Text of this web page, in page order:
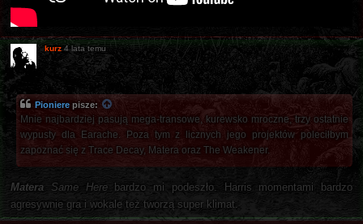
kurz 4 lata temu
Pioniere pisze:
Mnie najbardziej pasują mega-transowe, kurewsko mroczne, trzy ostatnie
wypusty dla Earache. Poza tym z licznych jego projektów poleciłbym
zapoznać się z Trace Decay, Matera oraz The Weakener.
Matera Same Herebardzo mi podeszło. Harris momentami bardzo
agresywnie gra i wokale też tworzą super klimat.